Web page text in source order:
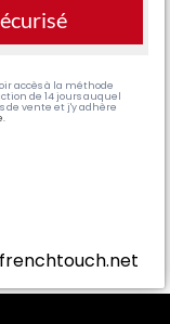
accès à la méthode
de 14 jours auquel
de vente et j'y adhère